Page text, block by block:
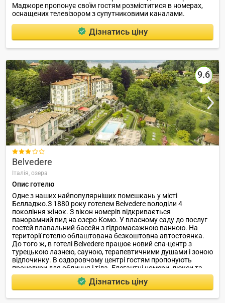
Маджоре пропонує своїм гостям розміститися в номерах,
оснащених телевізором з супутниковими каналами.
Дізнатись ціну
9.6

Belvedere
Італія, озера
Опис готелю
Одне з наших найпопулярніших помешкань у місті
Белладжо.З 1880 року готелем Belvedere володіли 4
покоління жінок. З вікон номерів відкривається
панорамний вид на озеро Комо. У власному саду до послуг
гостей плавальний басейн з гідромасажною ванною. На
території готелю облаштована безкоштовна автостоянка.
До того ж, в готелі Belvedere працює новий спа-центр з
турецькою лазнею, сауною, терапевтичними душами і зоною
відпочинку. В оздоровчому центрі гостям пропонують
процедури для обличчя і тіла. Елегантні номери, люкси та
апартаменти оснащені кондиціонером і супутниковим
телебаченням.
Дізнатись ціну